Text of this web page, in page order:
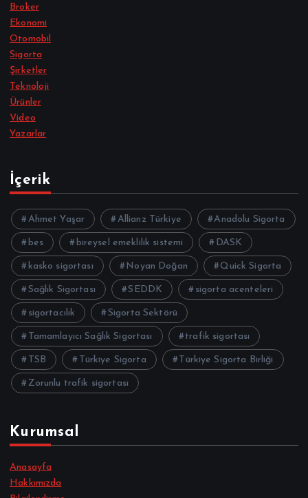
Broker
Ekonomi
Otomobil
Sigorta
Şirketler
Teknoloji
Ürünler
Video
Yazarlar
İçerik
Ahmet Yaşar Allianz Türkiye Anadolu Sigorta
bes bireysel emeklilik sistemi DASK
kasko sigortası Noyan Doğan Quick Sigorta
Sağlık Sigortası SEDDK sigorta acenteleri
sigortacılık Sigorta Sektörü
Tamamlayıcı Sağlık Sigortası trafik sigortası
TSB Türkiye Sigorta Türkiye Sigorta Birliği
Zorunlu trafik sigortası
Kurumsal
Anasayfa
Hakkımızda